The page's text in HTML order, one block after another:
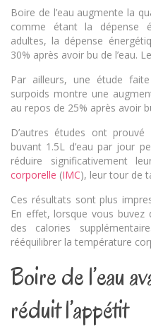
Boire de l’eau augmente la
comme étant la dépense
adultes, la dépense
30% après avoir bu de l’eau.
Par ailleurs, une étude
surpoids montre une
au repos de 25% après avoir
D’autres études ont
buvant 1.5L d’eau par jour
réduire significativement
corporelle (IMC), leur tour de
Ces résultats sont plus
En effet, lorsque vous buvez
des calories
rééquilibrer la température
Boire de l’eau
réduit l’appétit